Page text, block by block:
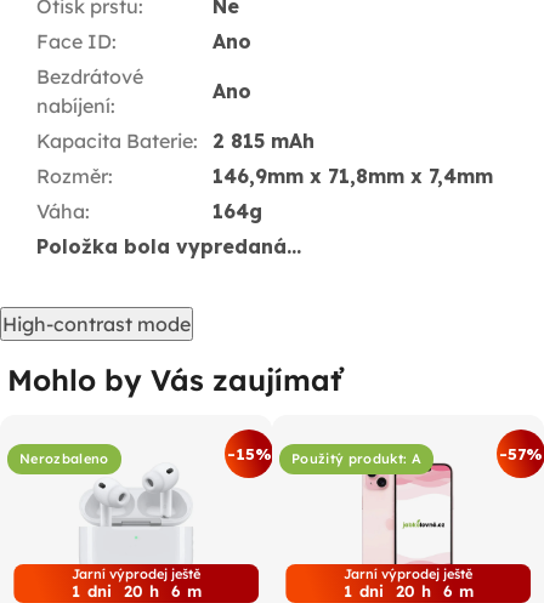
Otisk prstu:
Ne
Face ID:
Ano
Bezdrátové
nabíjení:
Ano
Kapacita Baterie:
2 815 mAh
Rozměr:
146,9mm x 71,8mm x 7,4mm
Váha:
164g
Položka bola vypredaná…
High-contrast mode
Mohlo by Vás zaujímať
Nerozbaleno -15%
Jarní výprodej ještě
1 dni 20 h 6 m
Použitý produkt: A -57%
Jarní výprodej ještě
1 dni 20 h 6 m